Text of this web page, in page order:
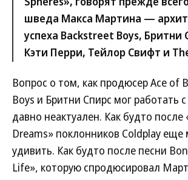
шведа Макса Мартина —
успеха Backstreet Boys, Бритни
Кэти Перри, Тейлор Свифт и
Вопрос о том, как продюсер Ace of
Boys и Бритни Спирс мог работать
давно неактуален. Как будто после
Dreams» поклонников Coldplay
удивить. Как будто после песни
Life», которую спродюсировал